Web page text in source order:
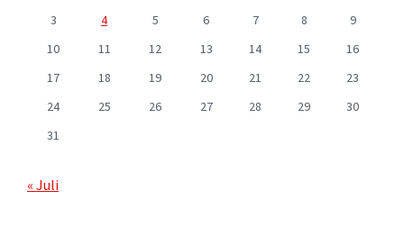
3
4 5 6 7 8
9
10
11 12 13 14 15
16
17
18 19 20 21 22
23
24
25 26 27 28 29
30
31
« Juli